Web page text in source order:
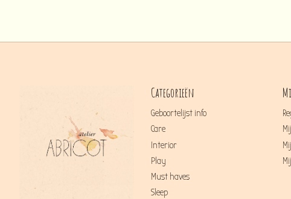
Categorieën
Geboortelijst info
Care
Interior
Play
Must haves
Sleep